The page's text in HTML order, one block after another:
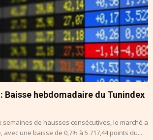
: Baisse hebdomadaire du Tunindex
semaines de hausses consécutives, le marché a
une baisse de 0,7% à 5 717,44 points du...